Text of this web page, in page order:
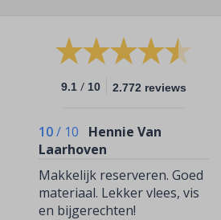
9.1 / 10 2.772 reviews
10/ 10
Hennie Van
Laarhoven
Makkelijk reserveren. Goed
materiaal. Lekker vlees, vis
en bijgerechten!